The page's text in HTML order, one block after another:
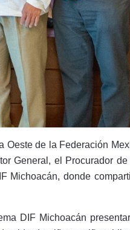
de la Federación
General, el Procurador
Michoacán, donde
DIF Michoacán